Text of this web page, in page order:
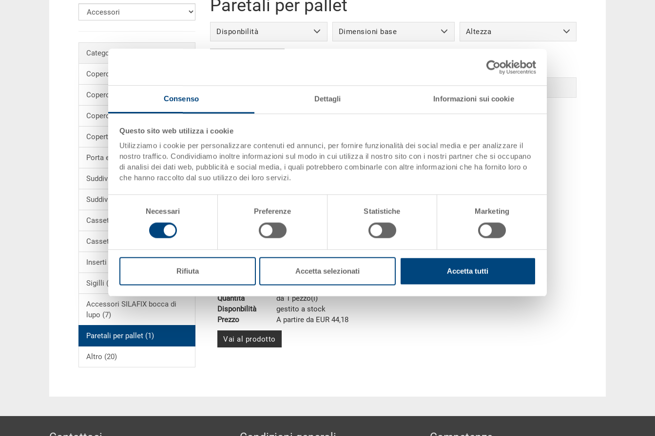
Consenso Dettagli Informazioni sui cookie
Questo sito web utilizza i cookie
Utilizziamo i cookie per personalizzare contenuti ed annunci, per fornire funzionalità dei social media e per analizzare il
nostro traffico. Condividiamo inoltre informazioni sul modo in cui utilizza il nostro sito con i nostri partner che si occupano
di analisi dei dati web, pubblicità e social media, i quali potrebbero combinarle con altre informazioni che ha fornito loro o
che hanno raccolto dal suo utilizzo dei loro servizi.
del
consenso
Necessari Preferenze Statistiche Marketing
Rifiuta Accetta selezionati Accetta tutti
Categorie
Coperchi (130)
Coperchi ESD (11)
Coperchi Oeco-Line (2)
Coperture (9)
Porta etichette (28)
Suddivisioni (48)
Suddivisioni ESD (9)
Cassettine (28)
Cassettine ESD (6)
Inserti in schiuma espansa (6)
Sigilli (1)
Accessori SILAFIX bocca di
lupo (7)
Paretali per pallet (1)
Altro (20)
Paretali per pallet
Disponbilità Dimensioni base Altezza
Paretali per pallet - 1 prodotti trovati
Paretale adatto per pallets 1200x800 mm
1213 x 813 x 200 mm
Codice
34-128-2000-00 R.1
Quantità
da 1 pezzo(i)
Disponbilità
gestito a stock
Prezzo
A partire da EUR 44,18
Vai al prodotto